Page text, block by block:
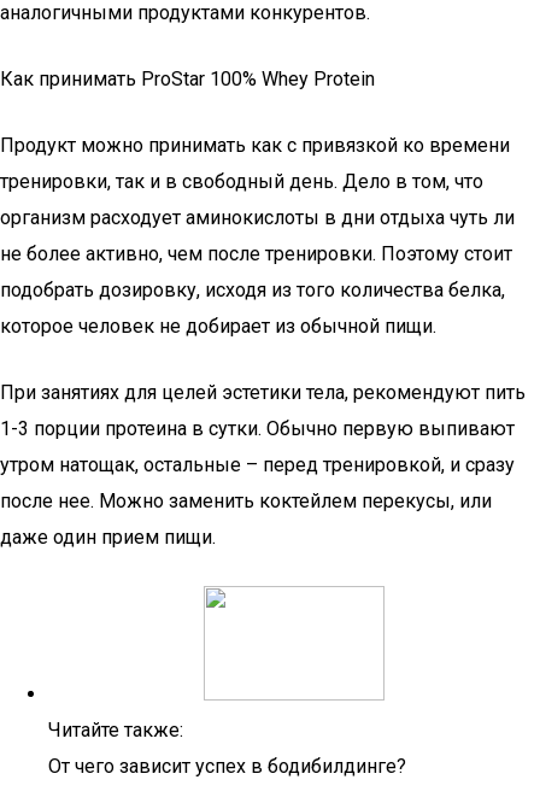
аналогичными продуктами конкурентов.
Как принимать ProStar 100% Whey Protein
Продукт можно принимать как с привязкой ко времени
тренировки, так и в свободный день. Дело в том, что
организм расходует аминокислоты в дни отдыха чуть ли
не более активно, чем после тренировки. Поэтому стоит
подобрать дозировку, исходя из того количества белка,
которое человек не добирает из обычной пищи.
При занятиях для целей эстетики тела, рекомендуют пить
1-3 порции протеина в сутки. Обычно первую выпивают
утром натощак, остальные – перед тренировкой, и сразу
после нее. Можно заменить коктейлем перекусы, или
даже один прием пищи.
Читайте также:
От чего зависит успех в бодибилдинге?